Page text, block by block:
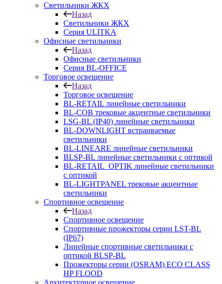
Светильники ЖКХ
Назад
Светильники ЖКХ
Серия ULITKA
Офисные светильники
Назад
Офисные светильники
Серия BL-OFFICE
Торговое освещение
Назад
Торговое освещение
BL-RETAIL линейные светильники
BL-COB трековые акцентные светильники
LSG-BL (IP40) линейные светильники
BL-DOWNLIGHT встраиваемые
светильники
BL-LINEARE линейные светильники
BLSP-BL линейные светильники с оптикой
BL-RETAIL_OPTIK линейные светильники
с оптикой
BL-LIGHTPANEL трековые акцентные
светильники
Спортивное освещение
Назад
Спортивное освещение
Спортивные прожекторы серии LST-BL
(IP67)
Линейные спортивные светильники с
оптикой BLSP-BL
Прожекторы серии (OSRAM) ECO CLASS
HP FLOOD
Архитектурное освещение